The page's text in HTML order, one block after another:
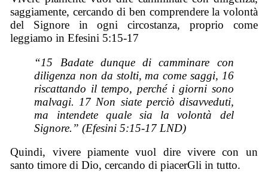
saggiamente, cercando di ben comprendere la volontà
del Signore in ogni circostanza, proprio come
leggiamo in Efesini 5:15-17
“15 Badate dunque di camminare con
diligenza non da stolti, ma come saggi, 16
riscattando il tempo, perché i giorni sono
malvagi. 17 Non siate perciò disavveduti,
ma intendete quale sia la volontà del
Signore.” (Efesini 5:15-17 LND)
Quindi, vivere piamente vuol dire vivere con un
santo timore di Dio, cercando di piacerGli in tutto.